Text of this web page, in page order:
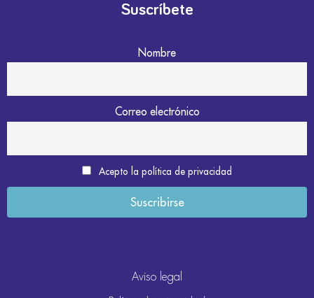
Suscríbete
Nombre
Correo electrónico
Acepto la política de privacidad
Aviso legal